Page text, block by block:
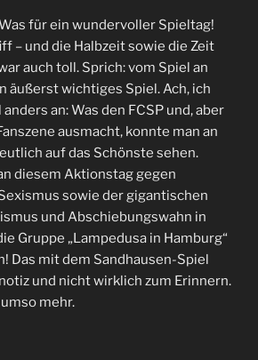
für ein wundervoller Spieltag!
– und die Halbzeit sowie die Zeit
auch toll. Sprich: vom Spiel an
äußerst wichtiges Spiel. Ach, ich
an: Was den FCSP und, aber
ausmacht, konnte man an
auf das Schönste sehen.
diesem Aktionstag gegen
sowie der gigantischen
und Abschiebungswahn in
Gruppe „Lampedusa in Hamburg“
Das mit dem Sandhausen-Spiel
und nicht wirklich zum Erinnern.
mehr.